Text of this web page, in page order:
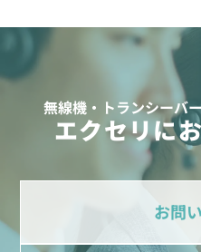
無線機・トランシーバ
エクセリに
お問